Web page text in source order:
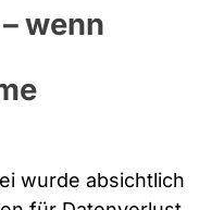
wenn
wurde absichtlich